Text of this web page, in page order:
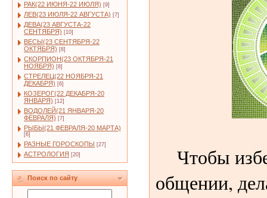
РАК(22 ИЮНЯ-22 ИЮЛЯ) [9]
ЛЕВ(23 ИЮЛЯ-22 АВГУСТА) [7]
ДЕВА(23 АВГУСТА-22
СЕНТЯБРЯ) [10]
ВЕСЫ(23 СЕНТЯБРЯ-22
ОКТЯБРЯ) [8]
СКОРПИОН(23 ОКТЯБРЯ-21
НОЯБРЯ) [8]
СТРЕЛЕЦ(22 НОЯБРЯ-21
ДЕКАБРЯ) [6]
КОЗЕРОГ(22 ДЕКАБРЯ-20
ЯНВАРЯ) [12]
ВОДОЛЕЙ(21 ЯНВАРЯ-20
ФЕВРАЛЯ) [7]
РЫБЫ(21 ФЕВРАЛЯ-20 МАРТА)
[6]
РАЗНЫЕ ГОРОСКОПЫ [27]
АСТРОЛОГИЯ [20]
Поиск по сайту
Чтобы
общении,